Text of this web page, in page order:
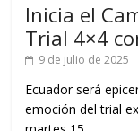
Inicia el
Trial 4×4
9 de julio de 2025
Ecuador será
emoción del trial